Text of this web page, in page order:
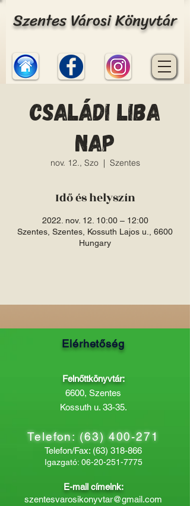
Szentes Városi Könyvtár
Családi Liba
nap
nov. 12., Szo
  |
Szentes
Idő és helyszín
2022. nov. 12. 10:00 – 12:00
Szentes, Szentes, Kossuth Lajos u., 6600
Hungary
Elérhetőség
Felnőttkönyvtár:
6600, Szentes
Kossuth u. 33-35.
Telefon:(63) 400-271
Telefon/Fax: (63) 318-866
Igazgató: 06-20-251-7775
E-mail címeink:
szentesvarosikonyvtar@gmail.com